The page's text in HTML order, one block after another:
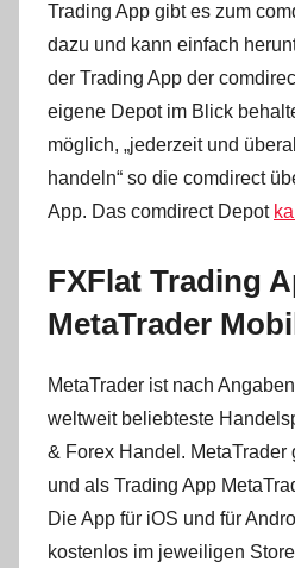
Trading App gibt es zum
dazu und kann einfach
der Trading App der
eigene Depot im Blick
möglich, „jederzeit und
handeln“ so die comdirect
App. Das comdirect Depot
FXFlat Trading
MetaTrader
MetaTrader ist nach
weltweit beliebteste
& Forex Handel. MetaTrader
und als Trading App
Die App für iOS und für
kostenlos im jeweiligen